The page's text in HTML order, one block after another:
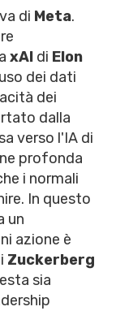
di Meta.
xAI di Elon
dei dati
dei
dalla
verso l'IA di
profonda
i normali
In questo
un
azione è
Zuckerberg
sia